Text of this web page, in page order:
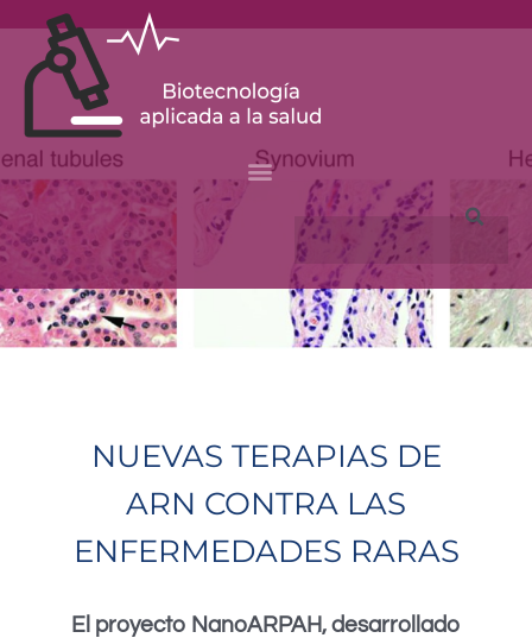
content
Search
NUEVAS TERAPIAS DE
ARN CONTRA LAS
ENFERMEDADES RARAS
El proyecto NanoARPAH, desarrollado